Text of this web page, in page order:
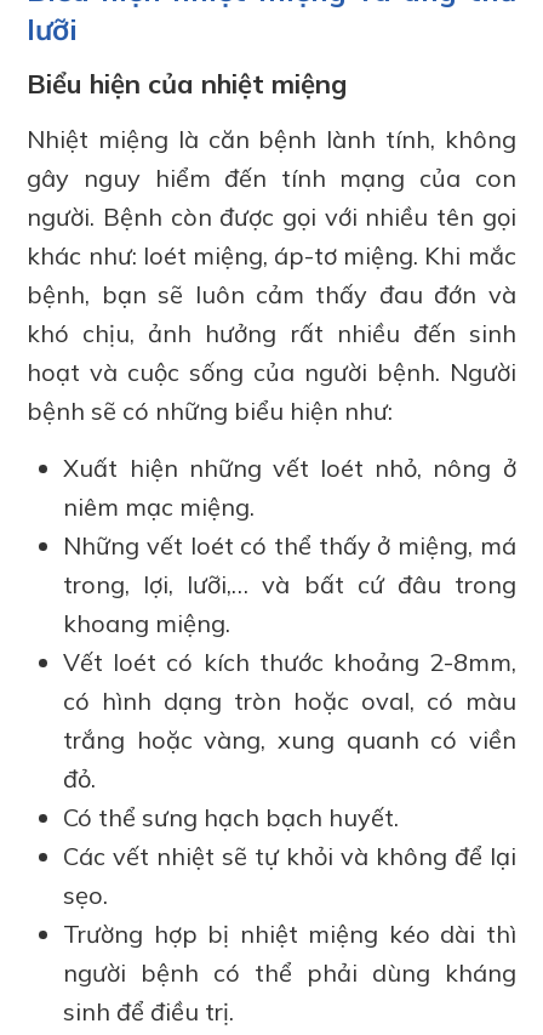
lưỡi
Biểu hiện của nhiệt miệng
Nhiệt miệng là căn bệnh lành tính, không
gây nguy hiểm đến tính mạng của con
người. Bệnh còn được gọi với nhiều tên gọi
khác như: loét miệng, áp-tơ miệng. Khi mắc
bệnh, bạn sẽ luôn cảm thấy đau đớn và
khó chịu, ảnh hưởng rất nhiều đến sinh
hoạt và cuộc sống của người bệnh. Người
bệnh sẽ có những biểu hiện như:
Xuất hiện những vết loét nhỏ, nông ở
niêm mạc miệng.
Những vết loét có thể thấy ở miệng, má
trong, lợi, lưỡi,… và bất cứ đâu trong
khoang miệng.
Vết loét có kích thước khoảng 2-8mm,
có hình dạng tròn hoặc oval, có màu
trắng hoặc vàng, xung quanh có viền
đỏ.
Có thể sưng hạch bạch huyết.
Các vết nhiệt sẽ tự khỏi và không để lại
sẹo.
Trường hợp bị nhiệt miệng kéo dài thì
người bệnh có thể phải dùng kháng
sinh để điều trị.